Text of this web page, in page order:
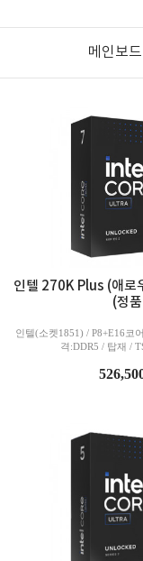
메인보드
인텔 270K Plus (애로
(정
인텔(소켓1851) / P8+E16코
격:DDR5 / 탑재 /